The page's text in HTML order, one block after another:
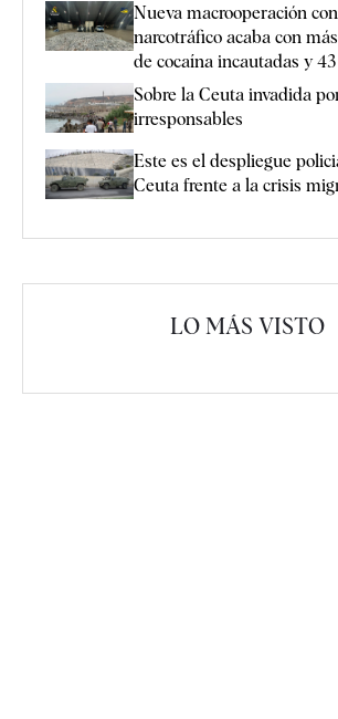
Nueva macrooperación
narcotráfico acaba con
de cocaína incautadas y
Sobre la Ceuta invadida
irresponsables
Este es el despliegue
Ceuta frente a la crisis
LO MÁS VISTO